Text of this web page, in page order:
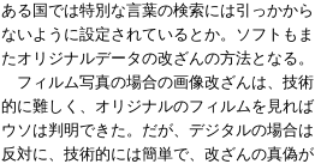
ある国では特別な言葉の検索には引っかから
ないように設定されているとか。ソフトもま
たオリジナルデータの改ざんの方法となる。
フィルム写真の場合の画像改ざんは、技術
的に難しく、オリジナルのフィルムを見れば
ウソは判明できた。だが、デジタルの場合は
反対に、技術的には簡単で、改ざんの真偽が